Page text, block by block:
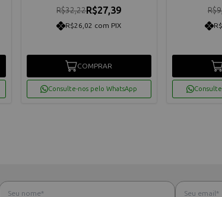
R$32,22R$27,39
R$26,02 com PIX
COMPRAR
Consulte-nos pelo WhatsApp